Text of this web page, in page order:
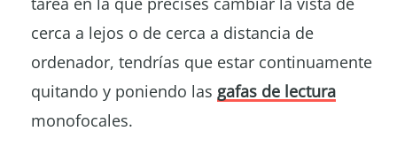
cerca a lejos o de cerca a distancia de
ordenador, tendrías que estar continuamente
quitando y poniendo las gafas de lectura
monofocales.